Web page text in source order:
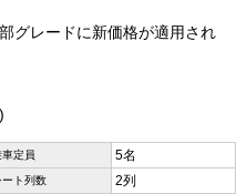
グレードに新価格が適用され
車定員 5名
ート列数 2列